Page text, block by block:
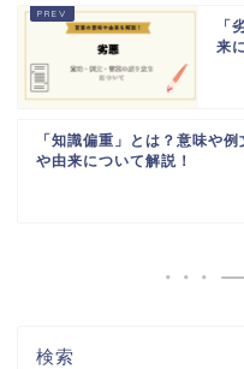
「
来
「知識偏重」とは？意味や
や由来について解説！
検索